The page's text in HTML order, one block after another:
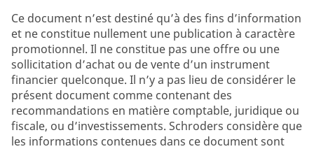
Ce document n’est destiné qu’à des fins d’information
et ne constitue nullement une publication à caractère
promotionnel. Il ne constitue pas une offre ou une
sollicitation d’achat ou de vente d’un instrument
financier quelconque. Il n’y a pas lieu de considérer le
présent document comme contenant des
recommandations en matière comptable, juridique ou
fiscale, ou d’investissements. Schroders considère que
les informations contenues dans ce document sont